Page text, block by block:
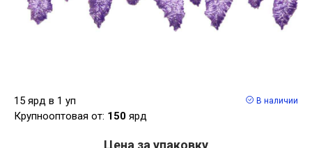
15 ярд в 1 уп
Крупнооптовая от: 150 ярд
В наличии
Цена за упаковку